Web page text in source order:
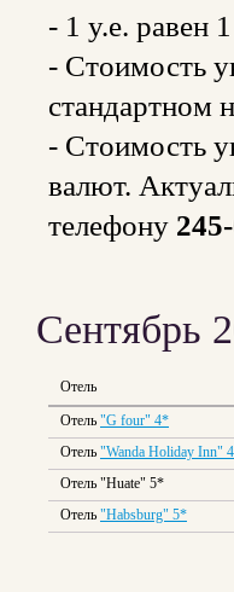
- 1 y.e. равен
- Стоимость
стандартном
- Стоимость
валют.
телефону
Сентябрь
Отель
Отель "G four" 4*
Отель "Wanda Holiday Inn"
Отель "Huate" 5*
Отель "Habsburg" 5*